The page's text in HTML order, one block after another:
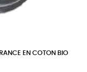
EN COTON BIO